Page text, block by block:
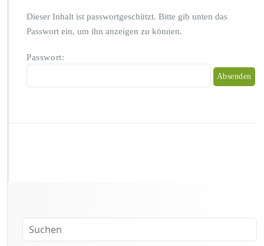
Dieser Inhalt ist passwortgeschützt. Bitte gib unten das
Passwort ein, um ihn anzeigen zu können.
Passwort: